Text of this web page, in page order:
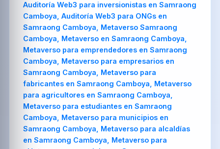
Auditoría Web3 para inversionistas en Samraong
Camboya, Auditoría Web3 para ONGs en
Samraong Camboya, Metaverso Samraong
Camboya, Metaverso en Samraong Camboya,
Metaverso para emprendedores en Samraong
Camboya, Metaverso para empresarios en
Samraong Camboya, Metaverso para
fabricantes en Samraong Camboya, Metaverso
para agricultores en Samraong Camboya,
Metaverso para estudiantes en Samraong
Camboya, Metaverso para municipios en
Samraong Camboya, Metaverso para alcaldías
en Samraong Camboya, Metaverso para